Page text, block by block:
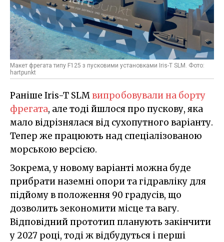
Макет фрегата типу F125 з пусковими установками Iris-T SLM. Фото:
hartpunkt
Раніше Iris-T SLMвипробовували на борту
фрегата, але тоді йшлося про пускову, яка
мало відрізнялася від сухопутного варіанту.
Тепер же працюють над спеціалізованою
морською версією.
Зокрема, у новому варіанті можна буде
прибрати наземні опори та гідравліку для
підйому в положення 90 градусів, що
дозволить зекономити місце та вагу.
Відповідний прототип планують закінчити
у 2027 році, тоді ж відбудуться і перші